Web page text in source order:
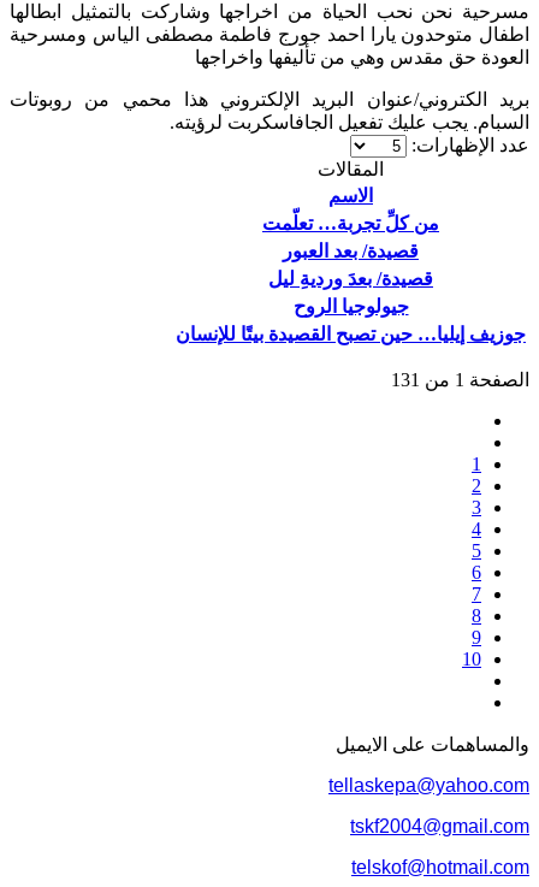
مسرحية نحن نحب الحياة من اخراجها وشاركت بالتمثيل ابطالها
اطفال متوحدون يارا احمد جورج فاطمة مصطفى الياس ومسرحية
العودة حق مقدس وهي من تأليفها واخراجها
بريد الكتروني/عنوان البريد الإلكتروني هذا محمي من روبوتات
السبام. يجب عليك تفعيل الجافاسكربت لرؤيته.
عدد الإظهارات:
المقالات
الاسم
من كلِّ تجربة… تعلّمت
قصيدة/ بعد العبور
قصيدة/ بعدَ ورديةِ ليل
جيولوجيا الروح
جوزيف إيليا… حين تصبح القصيدة بيتًا للإنسان
الصفحة 1 من 131
1
2
3
4
5
6
7
8
9
10
والمساهمات علی الایمیل
tellaskepa@yahoo.com
tskf2004@gmail.com
telskof@hotmail.com